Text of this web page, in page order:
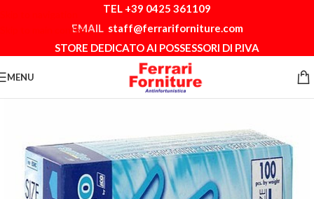
Skip to main content
TEL +39 0425 361109
EMAIL staff@ferrariforniture.com
STORE DEDICATO AI POSSESSORI DI P.IVA
MENU